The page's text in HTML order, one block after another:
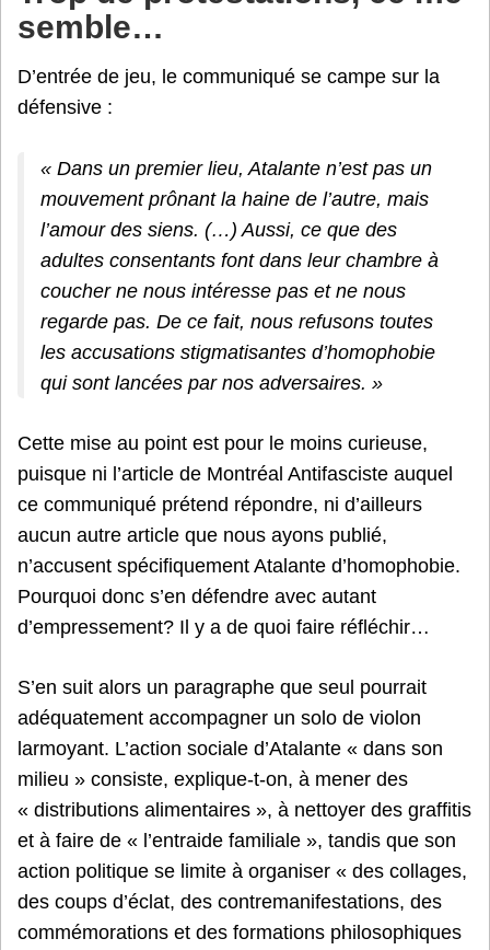
semble…
D’entrée de jeu, le communiqué se campe sur la
défensive :
« Dans un premier lieu, Atalante n’est pas un
mouvement prônant la haine de l’autre, mais
l’amour des siens. (…) Aussi, ce que des
adultes consentants font dans leur chambre à
coucher ne nous intéresse pas et ne nous
regarde pas. De ce fait, nous refusons toutes
les accusations stigmatisantes d’homophobie
qui sont lancées par nos adversaires. »
Cette mise au point est pour le moins curieuse,
puisque ni l’article de Montréal Antifasciste auquel
ce communiqué prétend répondre, ni d’ailleurs
aucun autre article que nous ayons publié,
n’accusent spécifiquement Atalante d’homophobie.
Pourquoi donc s’en défendre avec autant
d’empressement? Il y a de quoi faire réfléchir…
S’en suit alors un paragraphe que seul pourrait
adéquatement accompagner un solo de violon
larmoyant. L’action sociale d’Atalante « dans son
milieu » consiste, explique-t-on, à mener des
« distributions alimentaires », à nettoyer des graffitis
et à faire de « l’entraide familiale », tandis que son
action politique se limite à organiser « des collages,
des coups d’éclat, des contremanifestations, des
commémorations et des formations philosophiques